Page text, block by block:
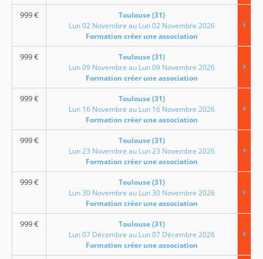
999€
Toulouse (31)
Lun 02 Novembre au Lun 02 Novembre 2026
Formation créer une association
999€
Toulouse (31)
Lun 09 Novembre au Lun 09 Novembre 2026
Formation créer une association
999€
Toulouse (31)
Lun 16 Novembre au Lun 16 Novembre 2026
Formation créer une association
999€
Toulouse (31)
Lun 23 Novembre au Lun 23 Novembre 2026
Formation créer une association
999€
Toulouse (31)
Lun 30 Novembre au Lun 30 Novembre 2026
Formation créer une association
999€
Toulouse (31)
Lun 07 Décembre au Lun 07 Décembre 2026
Formation créer une association